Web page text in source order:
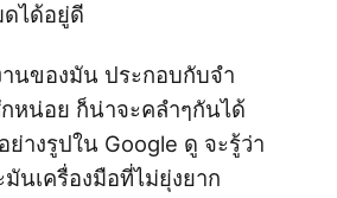
ได้อยู่ดี
านของมัน ประกอบกับจำ
หน่อย ก็น่าจะคลำๆกันได้
างรูปใน Google ดู จะรู้ว่า
นเครื่องมือที่ไม่ยุ่งยาก